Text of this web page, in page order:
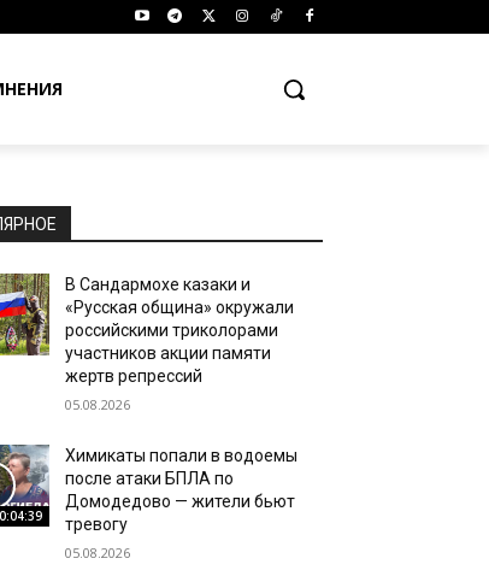
В Сандармохе казаки и
«Русская община» окружали
российскими триколорами
участников акции памяти
жертв репрессий
05.08.2026
Химикаты попали в водоемы
после атаки БПЛА по
Домодедово — жители бьют
тревогу
05.08.2026